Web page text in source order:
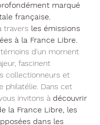
marqué
française,
travers les émissions
à la France Libre.
d’un moment
fascinent
collectionneurs et
philatélie. Dans cet
invitons à découvrir
la France Libre, les
dans les